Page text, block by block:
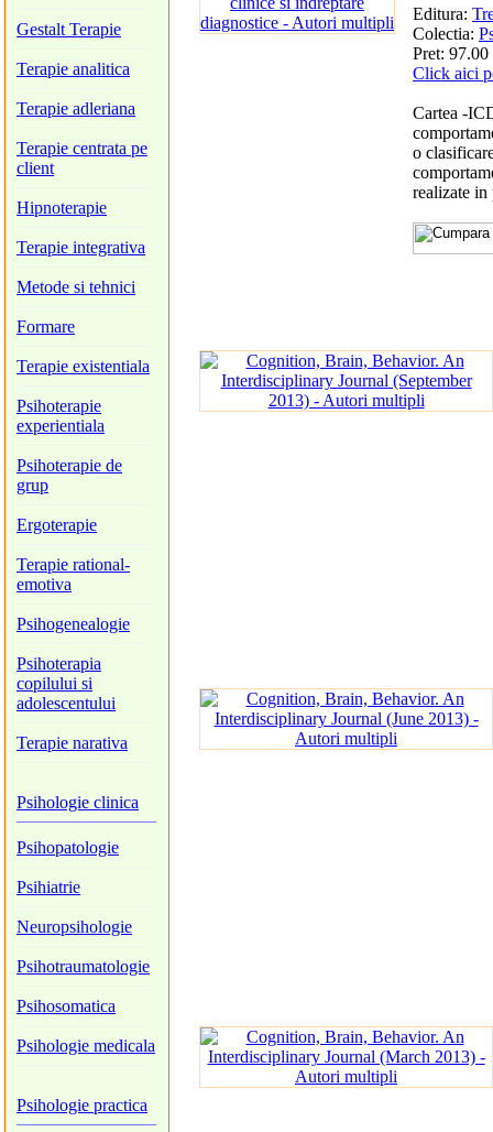
Gestalt Terapie
Terapie analitica
Terapie adleriana
Terapie centrata pe
client
Hipnoterapie
Terapie integrativa
Metode si tehnici
Formare
Terapie existentiala
Psihoterapie
experientiala
Psihoterapie de
grup
Ergoterapie
Terapie rational-
emotiva
Psihogenealogie
Psihoterapia
copilului si
adolescentului
Terapie narativa
Psihologie clinica
Psihopatologie
Psihiatrie
Neuropsihologie
Psihotraumatologie
Psihosomatica
Psihologie medicala
Psihologie practica
Editura:
Colectia:
Pret: 97.00
Click aici
Cartea -
o
realizate in